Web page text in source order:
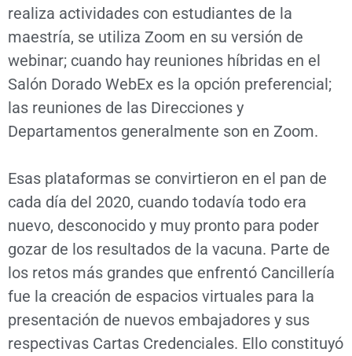
realiza actividades con estudiantes de la
maestría, se utiliza Zoom en su versión de
webinar; cuando hay reuniones híbridas en el
Salón Dorado WebEx es la opción preferencial;
las reuniones de las Direcciones y
Departamentos generalmente son en Zoom.
Esas plataformas se convirtieron en el pan de
cada día del 2020, cuando todavía todo era
nuevo, desconocido y muy pronto para poder
gozar de los resultados de la vacuna. Parte de
los retos más grandes que enfrentó Cancillería
fue la creación de espacios virtuales para la
presentación de nuevos embajadores y sus
respectivas Cartas Credenciales. Ello constituyó